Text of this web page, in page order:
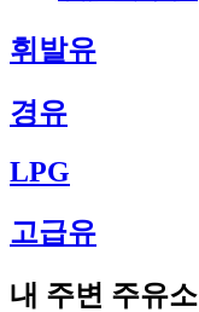
휘발유
경유
LPG
고급유
내 주변 주유소